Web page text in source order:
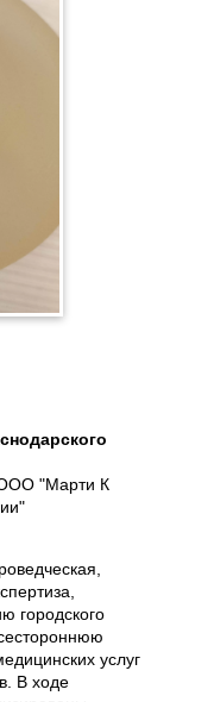
"Марти К
городского
услуг
В ходе